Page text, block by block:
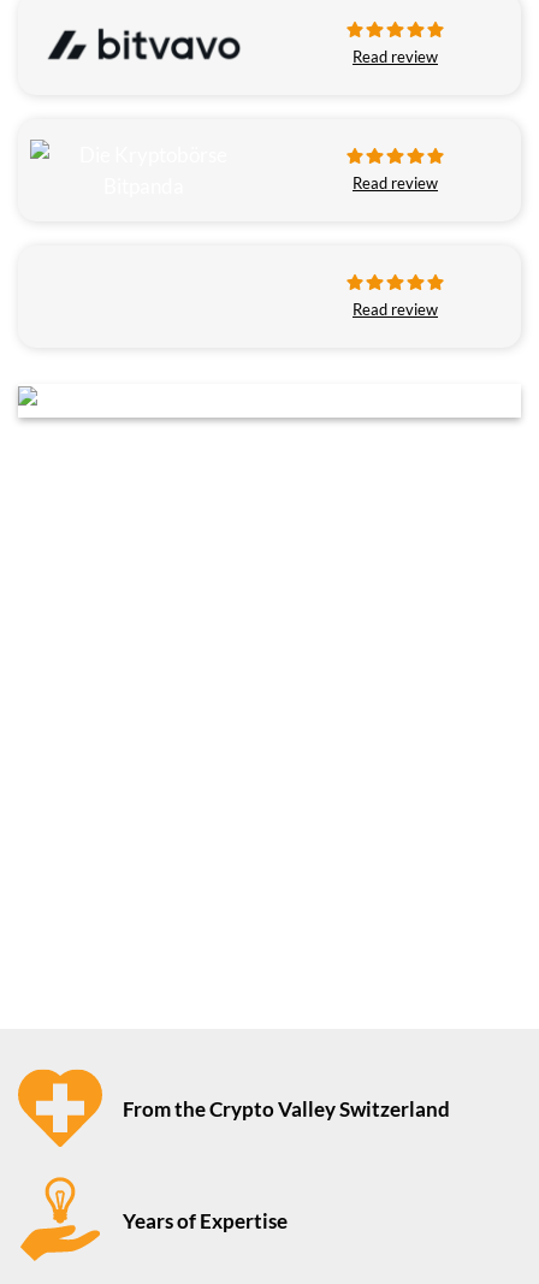
Read review
Read review
Read review
From the Crypto Valley Switzerland
Years of Expertise